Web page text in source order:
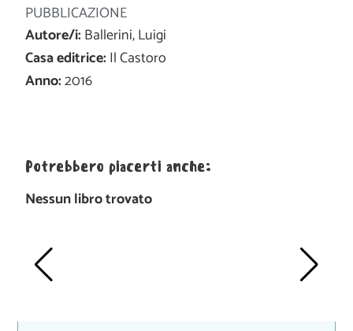
PUBBLICAZIONE
Autore/i:Ballerini, Luigi
Casa editrice:Il Castoro
Anno:2016
Potrebbero piacerti anche:
Nessun libro trovato